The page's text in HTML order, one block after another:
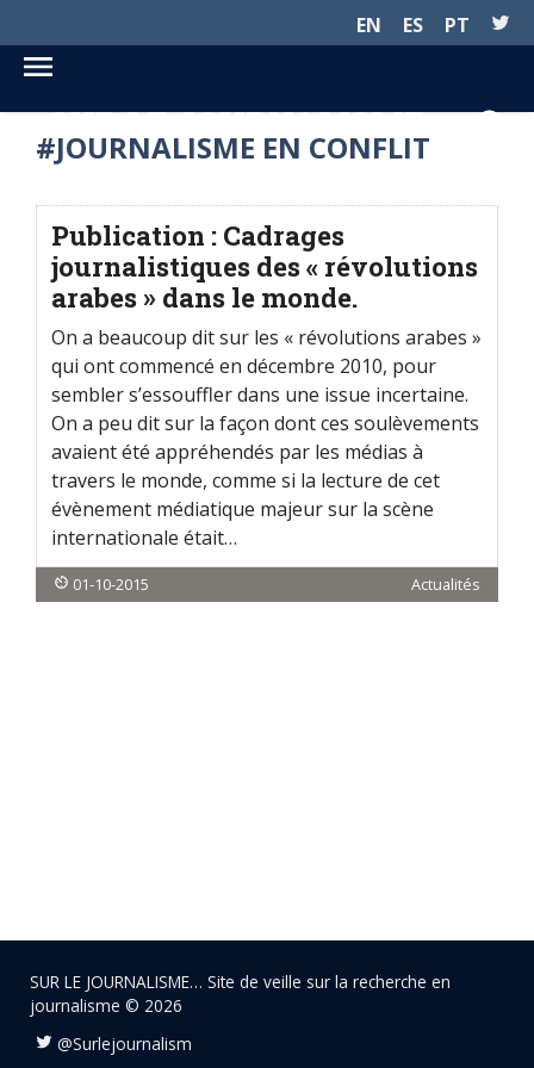
EN ES PT
SUR LE JOURNALISME...
#JOURNALISME EN CONFLIT
Publication : Cadrages
journalistiques des « révolutions
arabes » dans le monde.
On a beaucoup dit sur les « révolutions arabes »
qui ont commencé en décembre 2010, pour
sembler s’essouffler dans une issue incertaine.
On a peu dit sur la façon dont ces soulèvements
avaient été appréhendés par les médias à
travers le monde, comme si la lecture de cet
évènement médiatique majeur sur la scène
internationale était…
01-10-2015 Actualités
SUR LE JOURNALISME… Site de veille sur la recherche en
journalisme © 2026
@Surlejournalism